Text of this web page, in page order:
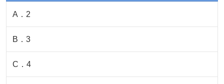
A ． 2
B ． 3
C ． 4